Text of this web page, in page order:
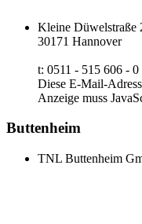
Kleine Düwelstraße
30171 Hannover
t: 0511 - 515 606 - 0
Diese E-Mail-
Anzeige muss
Buttenheim
TNL Buttenheim